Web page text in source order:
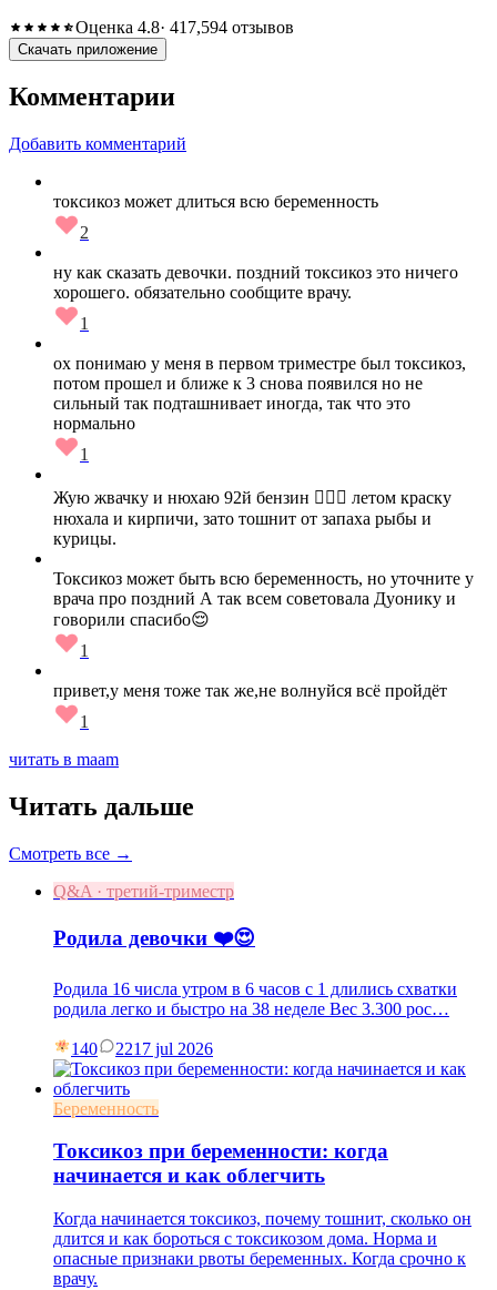
Оценка 4.8· 417,594 отзывов
Скачать приложение
Комментарии
Добавить комментарий
токсикоз может длиться всю беременность
2
ну как сказать девочки. поздний токсикоз это ничего
хорошего. обязательно сообщите врачу.
1
ох понимаю у меня в первом триместре был токсикоз,
потом прошел и ближе к 3 снова появился но не
сильный так подташнивает иногда, так что это
нормально
1
Жую жвачку и нюхаю 92й бензин 🤦🏽‍♀️ летом краску
нюхала и кирпичи, зато тошнит от запаха рыбы и
курицы.
Токсикоз может быть всю беременность, но уточните у
врача про поздний А так всем советовала Дуонику и
говорили спасибо😌
1
привет,у меня тоже так же,не волнуйся всё пройдёт
1
читать в maam
Читать дальше
Смотреть все →
Q&A · третий-триместр
Родила девочки ❤️😍
Родила 16 числа утром в 6 часов с 1 длились схватки
родила легко и быстро на 38 неделе Вес 3.300 рос…
140 2217 jul 2026
Беременность
Токсикоз при беременности: когда
начинается и как облегчить
Когда начинается токсикоз, почему тошнит, сколько он
длится и как бороться с токсикозом дома. Норма и
опасные признаки рвоты беременных. Когда срочно к
врачу.